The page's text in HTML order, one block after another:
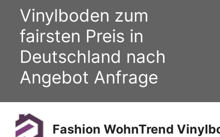
springen
Vinylboden zum
fairsten Preis in
Deutschland nach
Angebot Anfrage
Fashion WohnTrend